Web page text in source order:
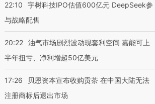
22:10
宇树科技IPO估值600亿元 DeepSeek参
与战略配售
20:22 油气市场剧烈波动现套利空间 嘉能可上
半年扭亏、净利增超50亿美元
17:26
贝恩资本宣布收购贡茶 在中国大陆无法
注册商标后退出市场